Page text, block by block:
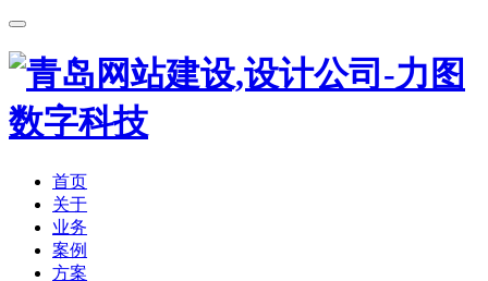
首页
关于
业务
案例
方案